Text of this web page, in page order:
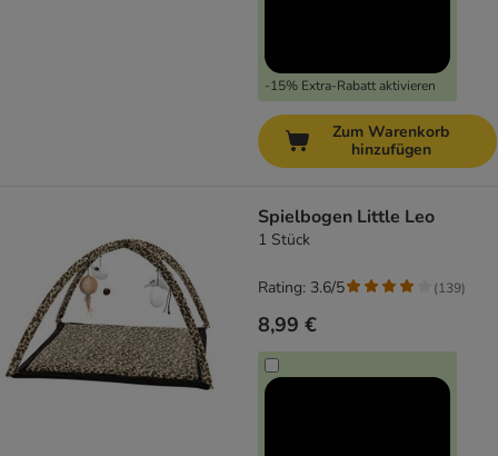
-15% Extra-Rabatt aktivieren
Zum Warenkorb
hinzufügen
Spielbogen Little Leo
1 Stück
8,99 €
Rating: 3.6/5 (139)